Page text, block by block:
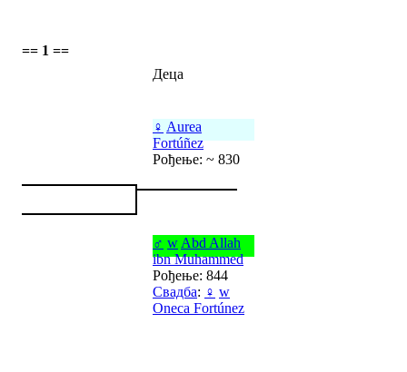
== 1 ==
Деца
♀ Aurea
Fortúñez
Рођење: ~ 830
♂ w Abd Allah
ibn Muhammed
Рођење: 844
Свадба: ♀ w
Oneca Fortúnez